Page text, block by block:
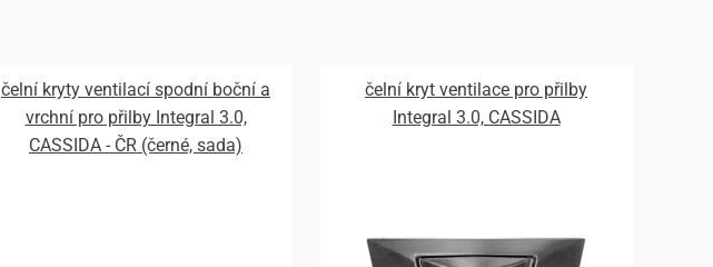
čelní kryty ventilací spodní boční a
vrchní pro přilby Integral 3.0,
CASSIDA - ČR (černé, sada)
čelní kryt ventilace pro přilby
Integral 3.0, CASSIDA